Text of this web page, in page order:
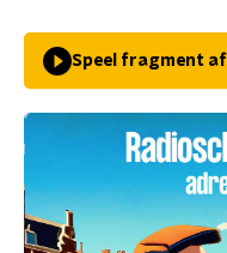
Speel fragment af